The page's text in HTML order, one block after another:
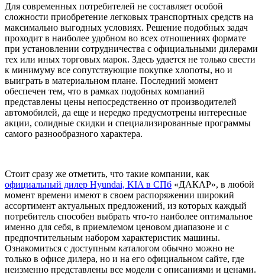
Для современных потребителей не составляет особой
сложности приобретение легковых транспортных средств на
максимально выгодных условиях. Решение подобных задач
проходит в наиболее удобном во всех отношениях формате
при установлении сотрудничества с официальными дилерами
тех или иных торговых марок. Здесь удается не только свести
к минимуму все сопутствующие покупке хлопоты, но и
выиграть в материальном плане. Последний момент
обеспечен тем, что в рамках подобных компаний
представлены цены непосредственно от производителей
автомобилей, да еще и нередко предусмотрены интересные
акции, солидные скидки и специализированные программы
самого разнообразного характера.
Стоит сразу же отметить, что такие компании, как
официальный дилер Hyundai, KIA в СПб «ДАКАР», в любой
момент времени имеют в своем распоряжении широкий
ассортимент актуальных предложений, из которых каждый
потребитель способен выбрать что-то наиболее оптимальное
именно для себя, в приемлемом ценовом диапазоне и с
предпочтительным набором характеристик машины.
Ознакомиться с доступным каталогом обычно можно не
только в офисе дилера, но и на его официальном сайте, где
неизменно представлены все модели с описаниями и ценами.